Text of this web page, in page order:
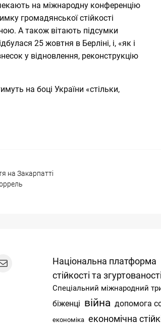
на міжнародну конференцію
громадянської стійкості
А також вітають підсумки
25 жовтня в Берліні, і, «як і
у відновлення, реконструкцію
на боці України «стільки,
на Закарпатті
Національна платформа
стійкості та згуртованості
Спеціальний міжнародний
біженці війна допомога
економіка економічна